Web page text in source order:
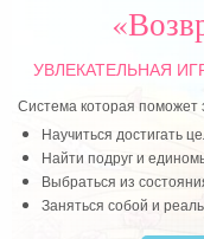
УВЛЕКАТЕЛЬНАЯ
Система которая поможет
Научиться достигать
Найти подруг и
Выбраться из
Заняться собой и